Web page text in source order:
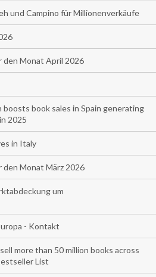
und Campino für Millionenverkäufe
Monat April 2026
book sales in Spain generating
2025
in Italy
Monat März 2026
um
- Kontakt
more than 50 million books across
List